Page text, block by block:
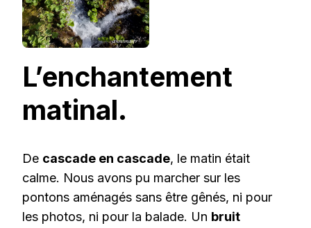
L’enchantement
matinal.
De cascade en cascade, le matin était
calme. Nous avons pu marcher sur les
pontons aménagés sans être gênés, ni pour
les photos, ni pour la balade. Un bruit